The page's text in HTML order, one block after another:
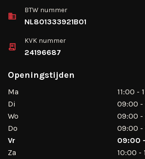
BTW nummer
NL801333921B01
KVK nummer
24196687
Openingstijden
Ma
11:00 -
Di
09:00 -
Wo
09:00 -
Do
09:00 -
Vr
09:00
Za
10:00 -